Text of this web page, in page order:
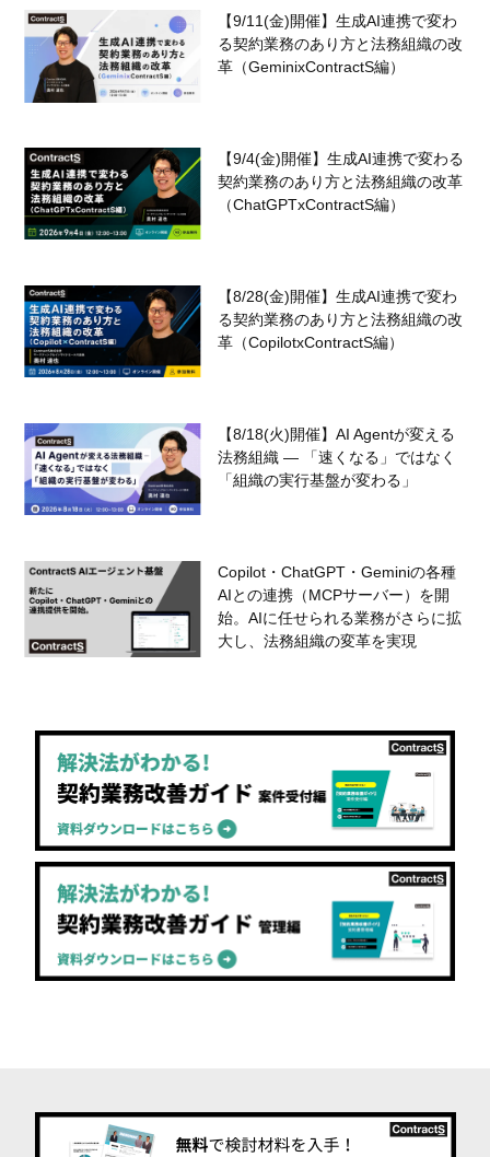
【9/11(金)開催】生成AI連携で変わ
る契約業務のあり方と法務組織の改
革（GeminixContractS編）
【9/4(金)開催】生成AI連携で変わる
契約業務のあり方と法務組織の改革
（ChatGPTxContractS編）
【8/28(金)開催】生成AI連携で変わ
る契約業務のあり方と法務組織の改
革（CopilotxContractS編）
【8/18(火)開催】AI Agentが変える
法務組織 — 「速くなる」ではなく
「組織の実行基盤が変わる」
Copilot・ChatGPT・Geminiの各種
AIとの連携（MCPサーバー）を開
始。AIに任せられる業務がさらに拡
大し、法務組織の変革を実現